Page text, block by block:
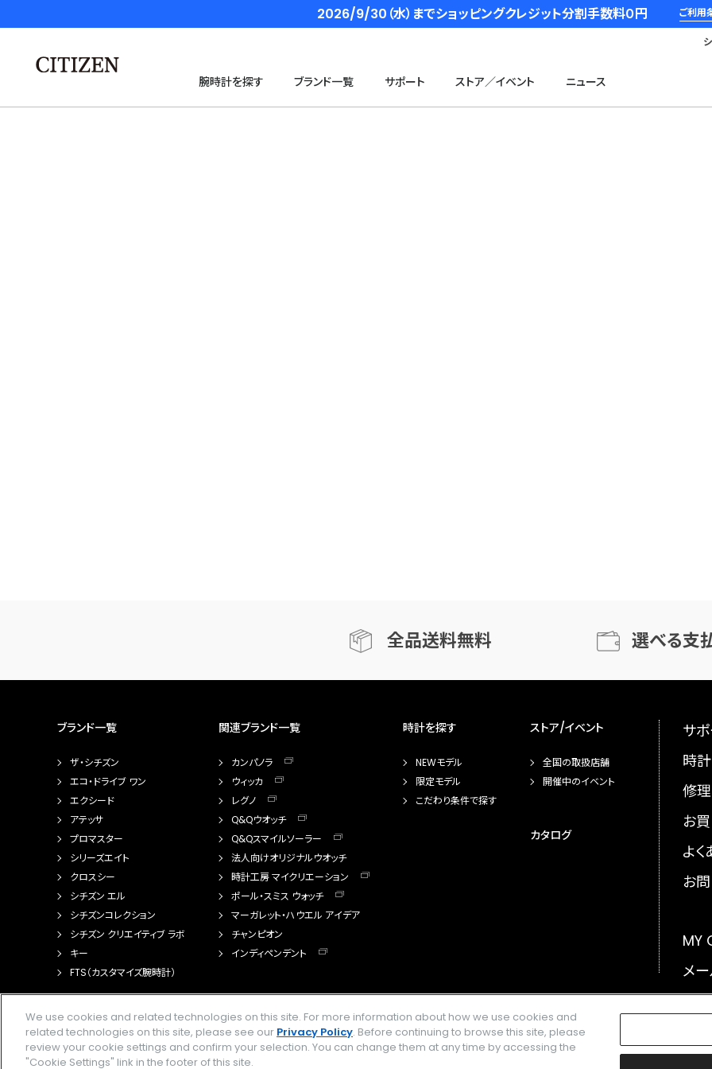
2026/9/30（水）までショッピングクレジット分割手数料０円 ご利用
腕時計を探す ブランド一覧 サポート ストア／イベント ニュース
全品送料無料 選べる支
ブランド一覧
ザ・シチズン
エコ・ドライブ ワン
エクシード
アテッサ
プロマスター
シリーズエイト
クロスシー
シチズン エル
シチズンコレクション
シチズン クリエイティブ ラボ
キー
FTS（カスタマイズ腕時計）
関連ブランド一覧
カンパノラ
ウィッカ
レグノ
Q&Qウオッチ
Q&Qスマイルソーラー
法人向けオリジナルウオッチ
時計工房 マイクリエーション
ポール・スミス ウォッチ
マーガレット・ハウエル アイデア
チャンピオン
インディペンデント
時計を探す
NEWモデル
限定モデル
こだわり条件で探す
ストア/イベント
全国の取扱店舗
開催中のイベント
カタログ
サ
時
修理
お
よ
お
MY
メ
We use cookies and related technologies on this site. For more information about how we use cookies and
related technologies on this site, please see our Privacy Policy. Before continuing to browse this site, please
review your cookie settings and confirm your selection. You can change them at any time by accessing the
"Cookie Settings" link in the footer of this site.